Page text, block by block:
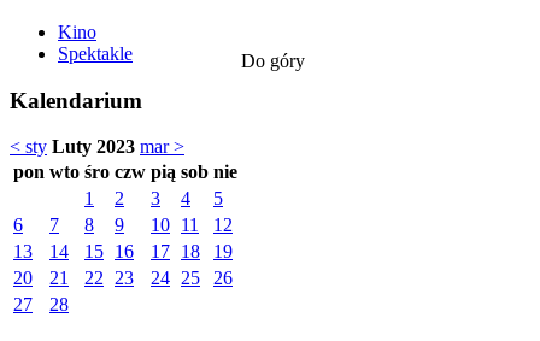
Kino
Spektakle
Kalendarium
< sty Luty 2023 mar >
pon wto śro czw pią sob nie
1
2 3 4
5
6
7 8 9 10 11
12
13
14 15 16 17 18
19
20
21 22 23 24 25
26
27
28
Do góry